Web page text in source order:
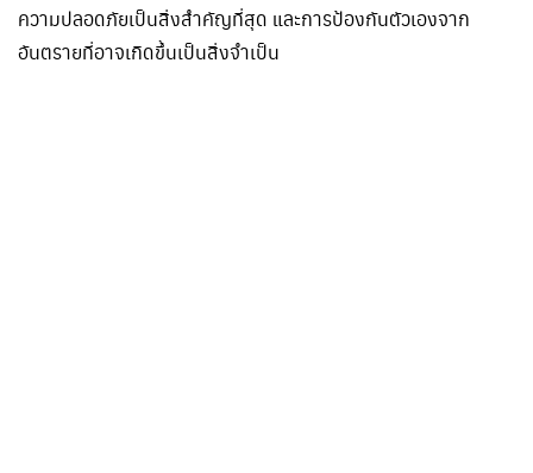
ความปลอดภัยเป็นสิ่งสำคัญที่สุด และการป้องกันตัวเองจาก
อันตรายที่อาจเกิดขึ้นเป็นสิ่งจำเป็น